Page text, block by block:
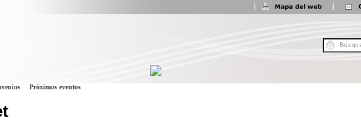
Próximos eventos